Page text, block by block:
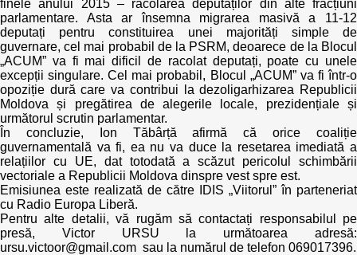
finele anului 2015 – racolarea deputaților din alte fracțiuni
parlamentare. Asta ar însemna migrarea masivă a 11-12
deputați pentru constituirea unei majorități simple de
guvernare, cel mai probabil de la PSRM, deoarece de la Blocul
„ACUM” va fi mai dificil de racolat deputați, poate cu unele
excepții singulare. Cel mai probabil, Blocul „ACUM” va fi într-o
opoziție dură care va contribui la dezoligarhizarea Republicii
Moldova și pregătirea de alegerile locale, prezidențiale și
următorul scrutin parlamentar.
În concluzie, Ion Tăbârță afirmă că orice coaliție
guvernamentală va fi, ea nu va duce la resetarea imediată a
relațiilor cu UE, dat totodată a scăzut pericolul schimbării
vectoriale a Republicii Moldova dinspre vest spre est.
Emisiunea este realizată de către IDIS „Viitorul” în parteneriat
cu Radio Europa Liberă.
Pentru alte detalii, vă rugăm să contactați responsabilul pe
presă, Victor URSU la următoarea adresă:
ursu.victoor@gmail.com sau la numărul de telefon 069017396.